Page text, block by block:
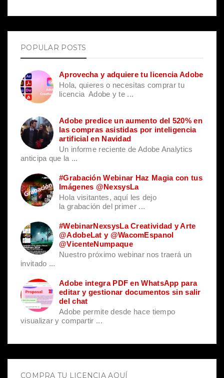
POPULAR POSTS
Aprovecha y adquiere tu licencia Adobe
Hola, quieres o necesitas comprar tu
licencia Adobe y te ...
Adobe predice un aumento del 520% en
las compras asistidas por inteligencia
artificial en Navidad
Un informe reciente de Adobe Analytics
anticipa que la ...
#Grabación Webinar Haz Magia con tus
Imágenes @NexsysLa
Hola visitantes, aquí les dejo
la grabación del primer ...
#WebinarNexsysLa Creatividad y Arte
@AdobeLat y @WacomEspanol
@VicenteNumpaque
Nuestro próximo webinar nos traerá un
invitado ...
Adobe integra PDF en WhatsApp para
editar y gestionar documentos sin salir
del chat
Adobe permite desde hace tiempo
visualizar y compartir ...
COMPRA TU LICENCIA AQUÍ